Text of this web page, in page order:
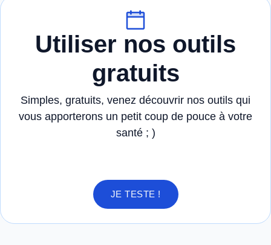
Utiliser nos outils
gratuits
Simples, gratuits, venez découvrir nos outils qui
vous apporterons un petit coup de pouce à votre
santé ; )
JE TESTE !